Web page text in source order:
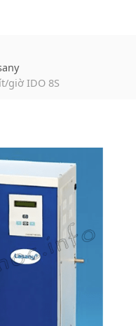
giờ IDO 8S